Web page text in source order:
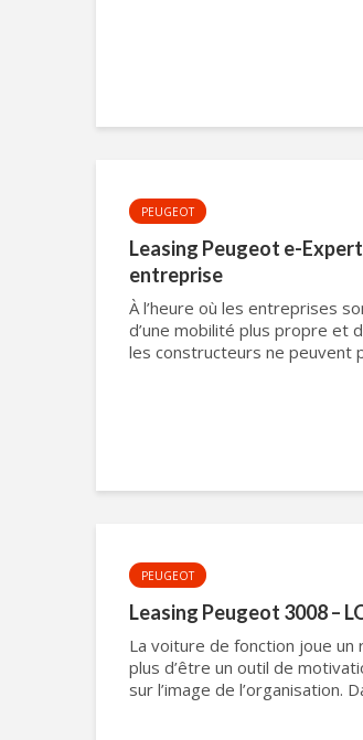
PEUGEOT
Leasing Peugeot e-
entreprise
À l’heure où les entreprises
d’une mobilité plus propre et
les constructeurs ne peuvent
PEUGEOT
Leasing Peugeot 3008 –
La voiture de fonction joue
plus d’être un outil de
sur l’image de l’organisation.